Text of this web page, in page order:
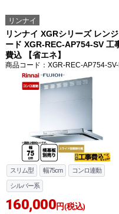
リンナイ
リンナイ XGRシリーズ レン
ード XGR-REC-AP754-SV 工
費込 【省エネ】
商品コード ：XGR-REC-AP754-
スリム型 幅75cm コンロ連動
シルバー系
160,000円(税込)